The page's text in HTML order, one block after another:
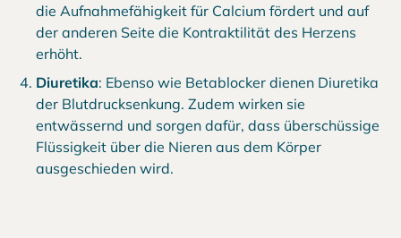
die Aufnahmefähigkeit für Calcium fördert und auf
der anderen Seite die Kontraktilität des Herzens
erhöht.
Diuretika: Ebenso wie Betablocker dienen Diuretika
der Blutdrucksenkung. Zudem wirken sie
entwässernd und sorgen dafür, dass überschüssige
Flüssigkeit über die Nieren aus dem Körper
ausgeschieden wird.